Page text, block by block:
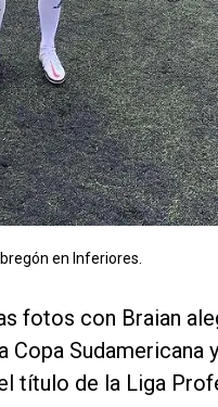
en Inferiores.
fotos con Braian
Sudamericana
título de la Liga